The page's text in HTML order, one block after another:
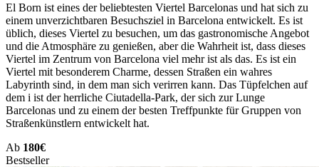
El Born ist eines der beliebtesten Viertel Barcelonas und hat sich zu
einem unverzichtbaren Besuchsziel in Barcelona entwickelt. Es ist
üblich, dieses Viertel zu besuchen, um das gastronomische Angebot
und die Atmosphäre zu genießen, aber die Wahrheit ist, dass dieses
Viertel im Zentrum von Barcelona viel mehr ist als das. Es ist ein
Viertel mit besonderem Charme, dessen Straßen ein wahres
Labyrinth sind, in dem man sich verirren kann. Das Tüpfelchen auf
dem i ist der herrliche Ciutadella-Park, der sich zur Lunge
Barcelonas und zu einem der besten Treffpunkte für Gruppen von
Straßenkünstlern entwickelt hat.
Ab 180€
Bestseller